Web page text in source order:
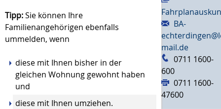
Tipp:Sie können Ihre
Familienangehörigen ebenfalls
ummelden, wenn
diese mit Ihnen bisher in der
gleichen Wohnung gewohnt haben
und
diese mit Ihnen umziehen.
BA-
mail.de
0711 1600-
600
0711 1600-
47600